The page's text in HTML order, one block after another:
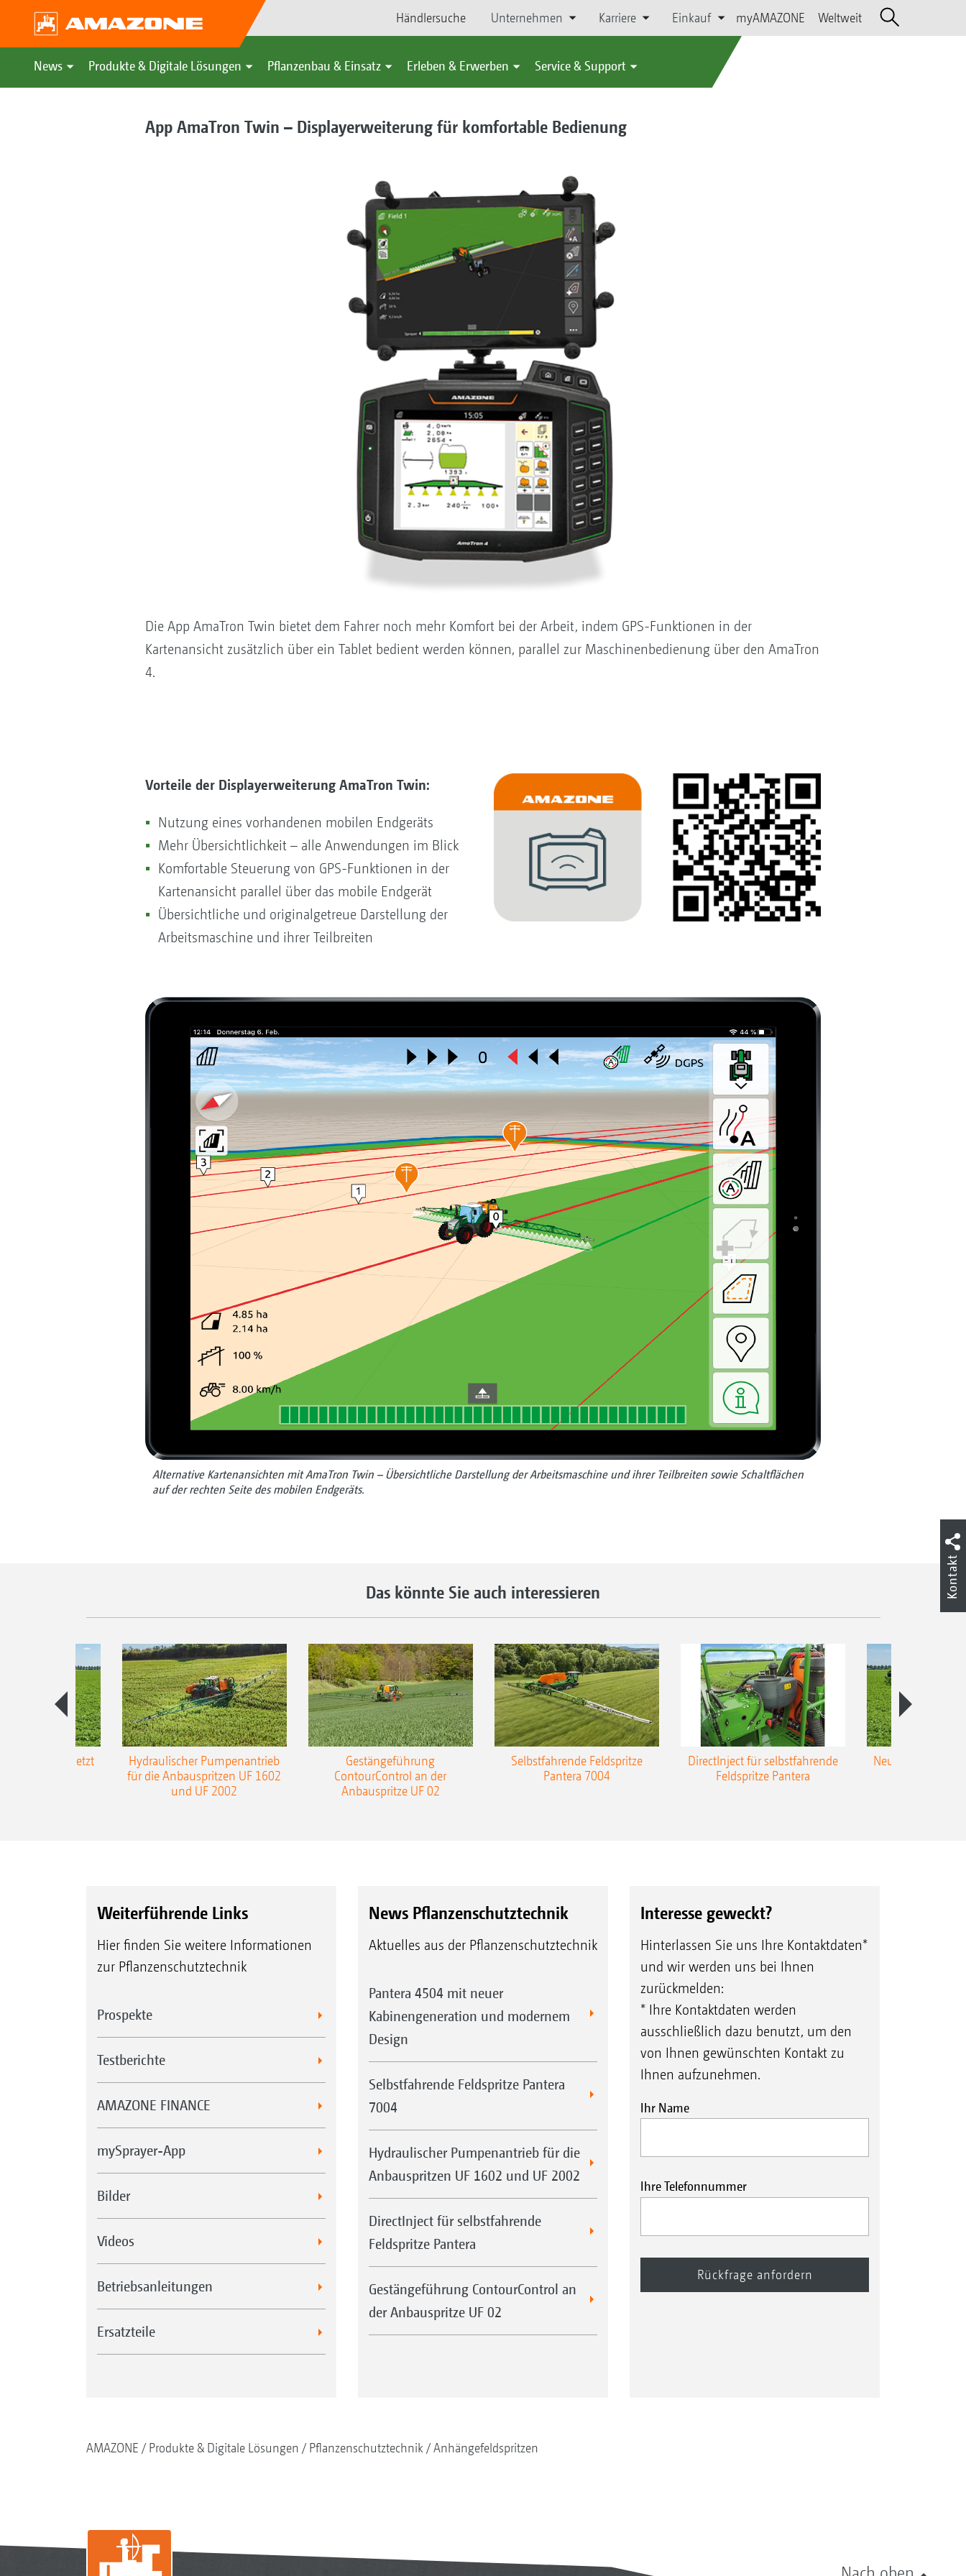
Händlersuche Unternehmen Karriere Einkauf myAMAZONE Weltweit
News Produkte & Digitale Lösungen Pflanzenbau & Einsatz Erleben & Erwerben Service & Support
App AmaTron Twin – Displayerweiterung für komfortable Bedienung
Die App AmaTron Twin bietet dem Fahrer noch mehr Komfort bei der Arbeit, indem GPS-Funktionen in der
Kartenansicht zusätzlich über ein Tablet bedient werden können, parallel zur Maschinenbedienung über den AmaTron
4.
Vorteile der Displayerweiterung AmaTron Twin:
Nutzung eines vorhandenen mobilen Endgeräts
Mehr Übersichtlichkeit – alle Anwendungen im Blick
Komfortable Steuerung von GPS-Funktionen in der
Kartenansicht parallel über das mobile Endgerät
Übersichtliche und originalgetreue Darstellung der
Arbeitsmaschine und ihrer Teilbreiten
Alternative Kartenansichten mit AmaTron Twin – Übersichtliche Darstellung der Arbeitsmaschine und ihrer Teilbreiten sowie Schaltflächen
auf der rechten Seite des mobilen Endgeräts.
Das könnte Sie auch interessieren
L3-Gestänge jetzt
Hydraulischer Pumpenantrieb
für die Anbauspritzen UF 1602
und UF 2002
Gestängeführung
ContourControl an der
Anbauspritze UF 02
Selbstfahrende Feldspritze
Pantera 7004
DirectInject für selbstfahrende
Feldspritze Pantera
Neue Super-L3-
Weiterführende Links
Hier finden Sie weitere Informationen
zur Pflanzenschutztechnik
Prospekte
Testberichte
AMAZONE FINANCE
mySprayer-App
Bilder
Videos
Betriebsanleitungen
Ersatzteile
News Pflanzenschutztechnik
Aktuelles aus der Pflanzenschutztechnik
Pantera 4504 mit neuer
Kabinengeneration und modernem
Design
Selbstfahrende Feldspritze Pantera
7004
Hydraulischer Pumpenantrieb für die
Anbauspritzen UF 1602 und UF 2002
DirectInject für selbstfahrende
Feldspritze Pantera
Gestängeführung ContourControl an
der Anbauspritze UF 02
Interesse geweckt?
Hinterlassen Sie uns Ihre Kontaktdaten*
und wir werden uns bei Ihnen
zurückmelden:
* Ihre Kontaktdaten werden
ausschließlich dazu benutzt, um den
von Ihnen gewünschten Kontakt zu
Ihnen aufzunehmen.
Ihr Name
Ihre Telefonnummer
AMAZONE Produkte & Digitale Lösungen Pflanzenschutztechnik Anhängefeldspritzen
Kontakt